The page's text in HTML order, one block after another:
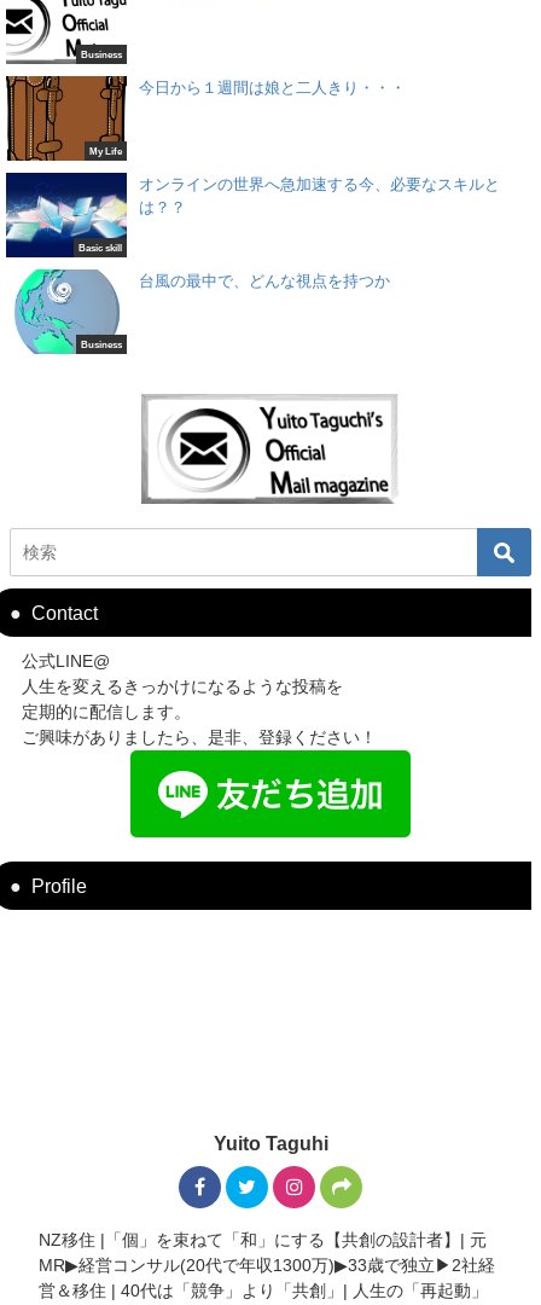
Business
My Life
今日から１週間は娘と二人きり・・・
Basic skill
オンラインの世界へ急加速する今、必要なスキルと
は？？
Business
台風の最中で、どんな視点を持つか
Contact
公式LINE@
人生を変えるきっかけになるような投稿を
定期的に配信します。
ご興味がありましたら、是非、登録ください！
Profile
Yuito Taguhi
NZ移住 |「個」を束ねて「和」にする【共創の設計者】| 元
MR▶︎経営コンサル(20代で年収1300万)▶︎33歳で独立▶︎2社経
営＆移住 | 40代は「競争」より「共創」| 人生の「再起動」